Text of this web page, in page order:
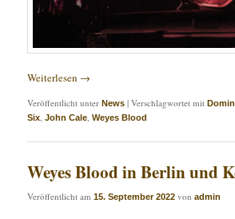
Weiterlesen →
Veröffentlicht unter News |Verschlagwortet mit
Six,John Cale,Weyes Blood
Weyes Blood in Berlin und
Veröffentlicht am15. September 2022 vonadmin